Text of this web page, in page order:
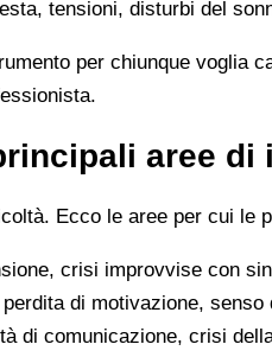
tensioni, disturbi del
per chiunque voglia
aree di
Ecco le aree per cui le
crisi improvvise con
di motivazione, senso
di comunicazione, crisi